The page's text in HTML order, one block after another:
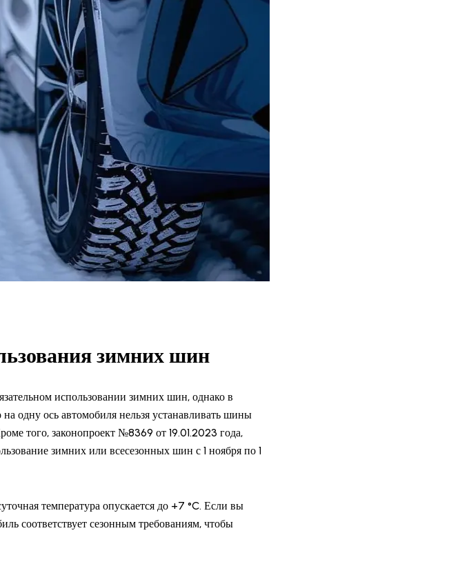
зимних шин
использовании зимних шин, однако в
одну ось автомобиля нельзя устанавливать шины
того, законопроект №8369 от 19.01.2023 года,
зимних или всесезонных шин с 1 ноября по 1
температура опускается до +7 °C. Если вы
соответствует сезонным требованиям, чтобы